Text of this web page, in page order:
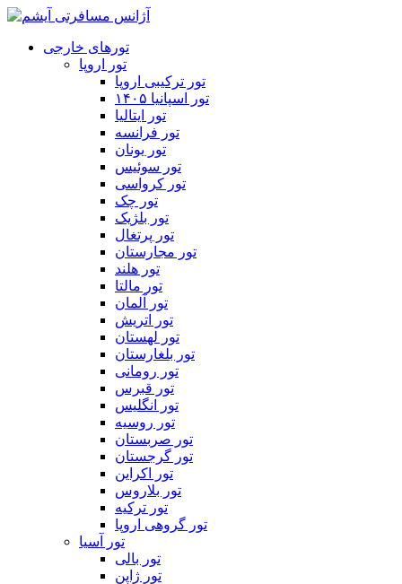
تورهای خارجی
تور اروپا
تور ترکیبی اروپا
تور اسپانیا ۱۴۰۵
تور ایتالیا
تور فرانسه
تور یونان
تور سوئیس
تور کرواسی
تور چک
تور بلژیک
تور پرتغال
تور مجارستان
تور هلند
تور مالتا
تور آلمان
تور اتریش
تور لهستان
تور بلغارستان
تور رومانی
تور قبرس
تور انگلیس
تور روسیه
تور صربستان
تور گرجستان
تور اکراین
تور بلاروس
تور ترکیه
تور گروهی اروپا
تور آسیا
تور بالی
تور ژاپن